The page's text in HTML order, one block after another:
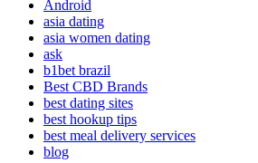
Android
asia dating
asia women dating
ask
b1bet brazil
Best CBD Brands
best dating sites
best hookup tips
best meal delivery services
blog